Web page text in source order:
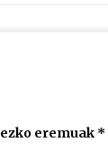
eremuak *